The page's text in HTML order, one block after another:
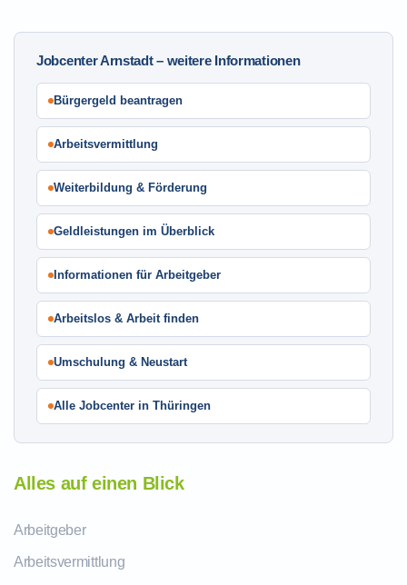
Jobcenter Arnstadt – weitere Informationen
Bürgergeld beantragen
Arbeitsvermittlung
Weiterbildung & Förderung
Geldleistungen im Überblick
Informationen für Arbeitgeber
Arbeitslos & Arbeit finden
Umschulung & Neustart
Alle Jobcenter in Thüringen
Alles auf einen Blick
Arbeitgeber
Arbeitsvermittlung